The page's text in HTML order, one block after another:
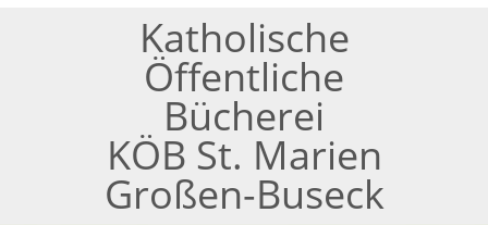
Katholische
Öffentliche
Bücherei
KÖB St. Marien
Großen-Buseck